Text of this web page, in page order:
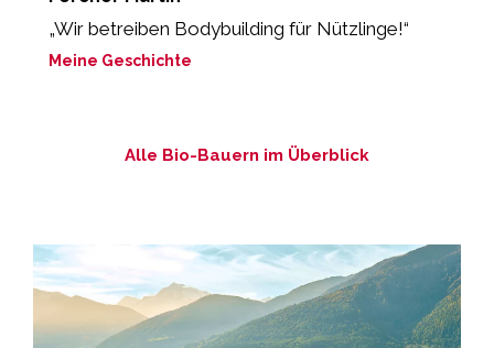
„Wir betreiben Bodybuilding für Nützlinge!“
Meine Geschichte
Alle Bio-Bauern im Überblick